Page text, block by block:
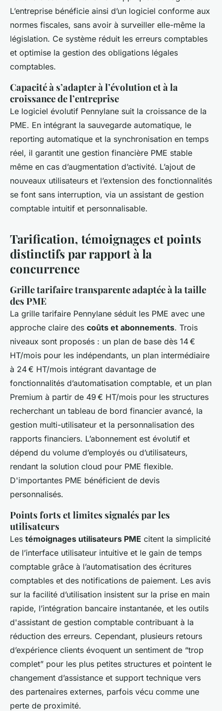
L’entreprise bénéficie ainsi d’un logiciel conforme aux
normes fiscales, sans avoir à surveiller elle-même la
législation. Ce système réduit les erreurs comptables
et optimise la gestion des obligations légales
comptables.
Capacité à s’adapter à l’évolution et à la
croissance de l’entreprise
Le logiciel évolutif Pennylane suit la croissance de la
PME. En intégrant la sauvegarde automatique, le
reporting automatique et la synchronisation en temps
réel, il garantit une gestion financière PME stable
même en cas d’augmentation d’activité. L’ajout de
nouveaux utilisateurs et l’extension des fonctionnalités
se font sans interruption, via un assistant de gestion
comptable intuitif et personnalisable.
Tarification, témoignages et points
distinctifs par rapport à la
concurrence
Grille tarifaire transparente adaptée à la taille
des PME
La grille tarifaire Pennylane séduit les PME avec une
approche claire des coûts et abonnements. Trois
niveaux sont proposés : un plan de base dès 14 €
HT/mois pour les indépendants, un plan intermédiaire
à 24 € HT/mois intégrant davantage de
fonctionnalités d’automatisation comptable, et un plan
Premium à partir de 49 € HT/mois pour les structures
recherchant un tableau de bord financier avancé, la
gestion multi-utilisateur et la personnalisation des
rapports financiers. L’abonnement est évolutif et
dépend du volume d’employés ou d’utilisateurs,
rendant la solution cloud pour PME flexible.
D'importantes PME bénéficient de devis
personnalisés.
Points forts et limites signalés par les
utilisateurs
Les témoignages utilisateurs PME citent la simplicité
de l’interface utilisateur intuitive et le gain de temps
comptable grâce à l’automatisation des écritures
comptables et des notifications de paiement. Les avis
sur la facilité d’utilisation insistent sur la prise en main
rapide, l’intégration bancaire instantanée, et les outils
d'assistant de gestion comptable contribuant à la
réduction des erreurs. Cependant, plusieurs retours
d’expérience clients évoquent un sentiment de “trop
complet” pour les plus petites structures et pointent le
changement d’assistance et support technique vers
des partenaires externes, parfois vécu comme une
perte de proximité.